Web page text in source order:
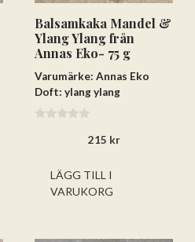
Balsamkaka Mandel &
Ylang Ylang från
Annas Eko- 75 g
Varumärke: Annas Eko
Doft: ylang ylang
215 kr
LÄGG TILL I
VARUKORG